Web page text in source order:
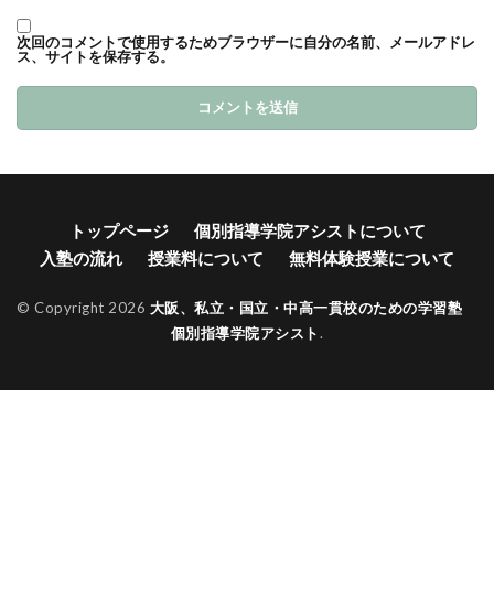
次回のコメントで使用するためブラウザーに自分の名前、メールアドレ
ス、サイトを保存する。
トップページ
個別指導学院アシストについて
入塾の流れ
授業料について 無料体験授業について
© Copyright 2026 大阪、私立・国立・中高一貫校のための学習塾
個別指導学院アシスト.